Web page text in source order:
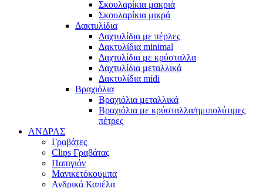
Σκουλαρίκια μακριά
Σκουλαρίκια μικρά
Δακτυλίδια
Δαχτυλίδια με πέρλες
Δακτυλίδια minimal
Δαχτυλίδια με κρύσταλλα
Δαχτυλίδια μεταλλικά
Δακτυλίδια midi
Βραχιόλια
Βραχιόλια μεταλλικά
Βραχιόλια με κρύσταλλα/ημιπολύτιμες
πέτρες
ΑΝΔΡΑΣ
Γραβάτες
Clips Γραβάτας
Παπιγιόν
Μανικετόκουμπα
Ανδρικά Καπέλα